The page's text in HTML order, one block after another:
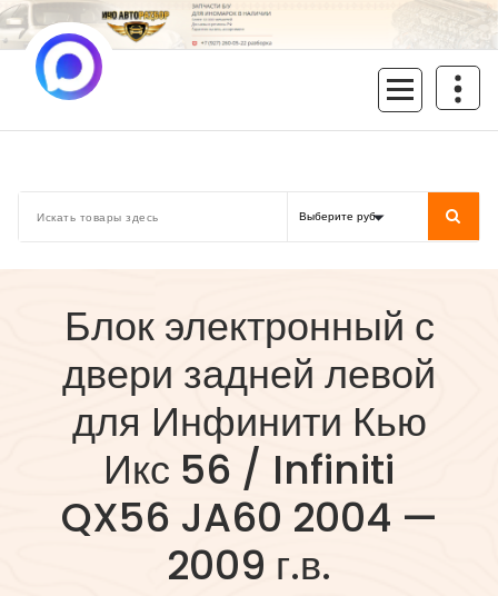
Перейти
к
содержимому
Блок электронный с
двери задней левой
для Инфинити Кью
Икс 56 / Infiniti
QX56 JA60 2004 —
2009 г.в.